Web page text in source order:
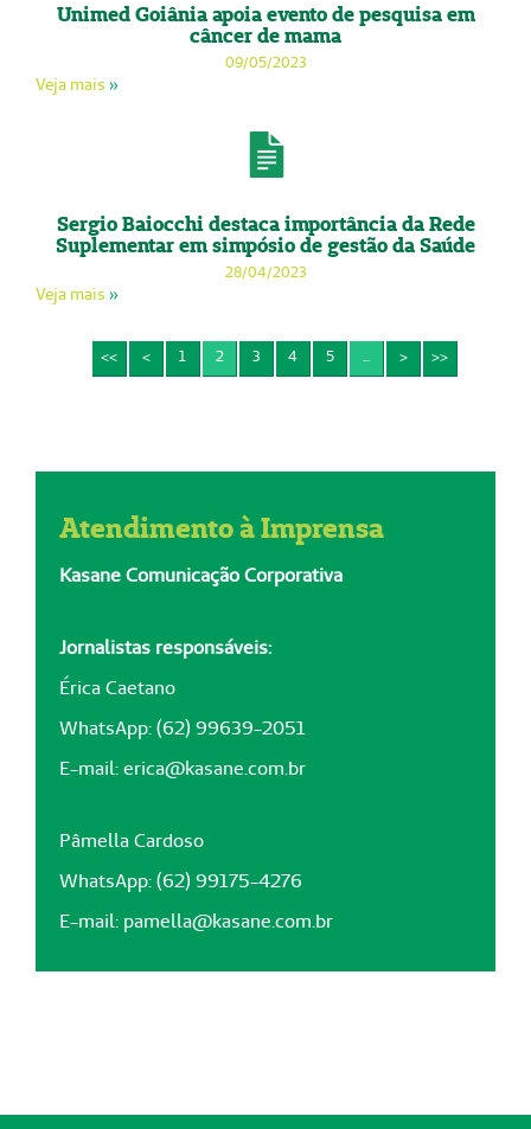
Unimed Goiânia apoia evento de pesquisa em
câncer de mama
09/05/2023
Veja mais »
Sergio Baiocchi destaca importância da Rede
Suplementar em simpósio de gestão da Saúde
28/04/2023
Veja mais »
<< < 1 2 3 4 5 ... > >>
Atendimento à Imprensa
Kasane Comunicação Corporativa
Jornalistas responsáveis:
Érica Caetano
WhatsApp: (62) 99639-2051
E-mail:erica@kasane.com.br
Pâmella Cardoso
WhatsApp: (62) 99175-4276
E-mail: pamella@kasane.com.br